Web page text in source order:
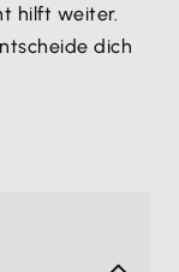
hilft weiter.
dich